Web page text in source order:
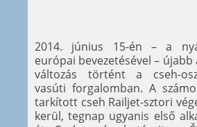
2014. június 15-én – a
európai bevezetésével –
változás történt a cseh-
vasúti forgalomban. A
tarkított cseh Railjet-sztori
kerül, tegnap ugyanis első